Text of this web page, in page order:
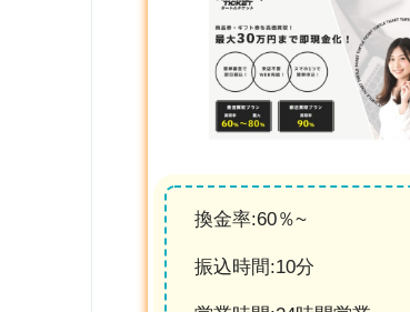
換金率:60％~
振込時間:10分